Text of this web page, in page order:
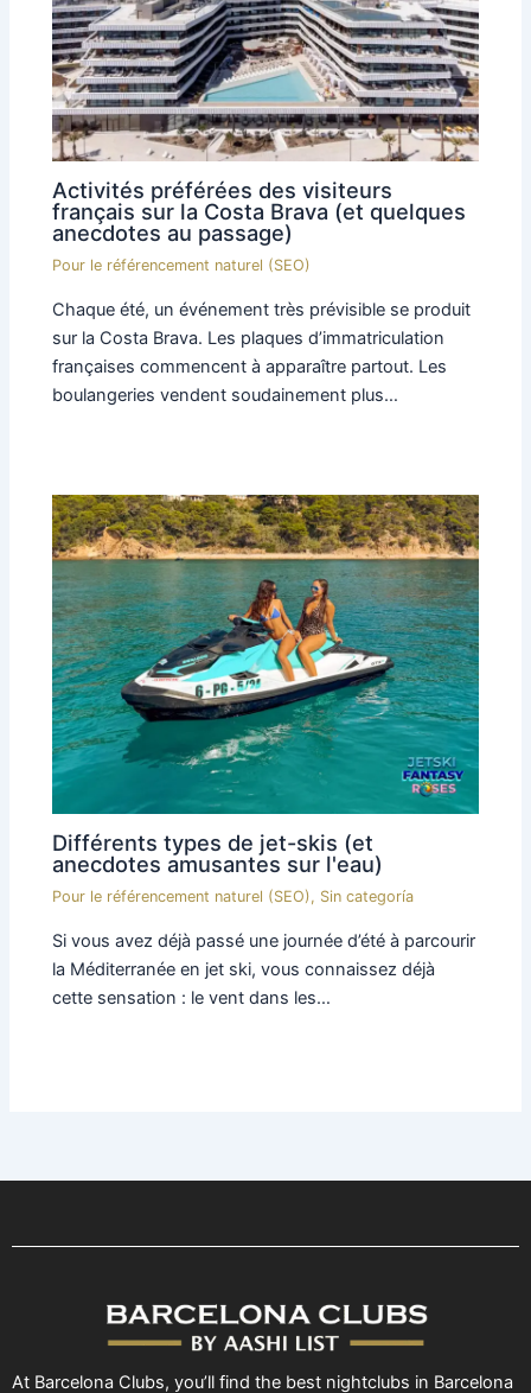
Activités préférées des visiteurs
français sur la Costa Brava (et quelques
anecdotes au passage)
Pour le référencement naturel (SEO)
Chaque été, un événement très prévisible se produit
sur la Costa Brava. Les plaques d’immatriculation
françaises commencent à apparaître partout. Les
boulangeries vendent soudainement plus…
Différents types de jet-skis (et
anecdotes amusantes sur l'eau)
Pour le référencement naturel (SEO), Sin categoría
Si vous avez déjà passé une journée d’été à parcourir
la Méditerranée en jet ski, vous connaissez déjà
cette sensation : le vent dans les…
At Barcelona Clubs, you’ll find the best nightclubs in Barcelona